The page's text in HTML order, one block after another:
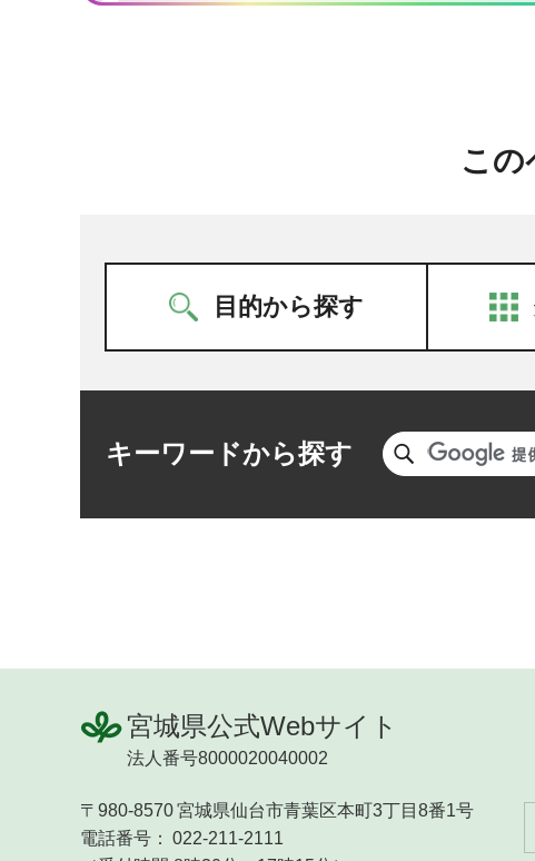
この
目的から探す
キーワードから探す
宮城県公式Webサイト
法人番号8000020040002
〒980-8570宮城県仙台市青葉区本町3丁目8番1号
電話番号： 022-211-2111